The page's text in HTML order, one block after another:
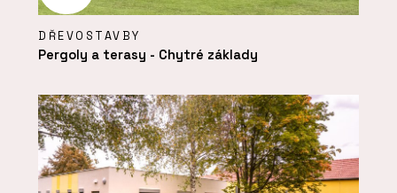
DŘEVOSTAVBY
Pergoly a terasy - Chytré základy